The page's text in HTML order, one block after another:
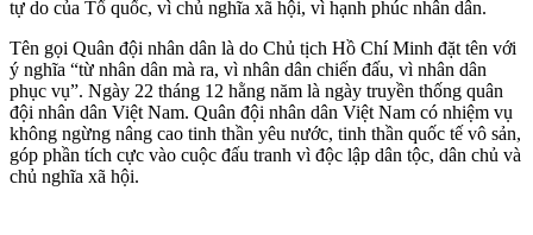
tự do của Tổ quốc, vì chủ nghĩa xã hội, vì hạnh phúc nhân dân.
Tên gọi Quân đội nhân dân là do Chủ tịch Hồ Chí Minh đặt tên với
ý nghĩa “từ nhân dân mà ra, vì nhân dân chiến đấu, vì nhân dân
phục vụ”. Ngày 22 tháng 12 hằng năm là ngày truyền thống quân
đội nhân dân Việt Nam. Quân đội nhân dân Việt Nam có nhiệm vụ
không ngừng nâng cao tinh thần yêu nước, tinh thần quốc tế vô sản,
góp phần tích cực vào cuộc đấu tranh vì độc lập dân tộc, dân chủ và
chủ nghĩa xã hội.